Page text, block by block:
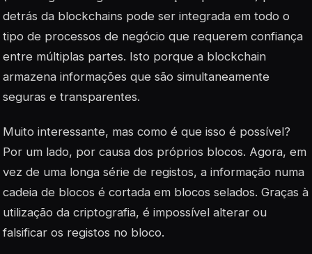
detrás da blockchains pode ser integrada em todo o
tipo de processos de negócio que requerem confiança
entre múltiplas partes. Isto porque a blockchain
armazena informações que são simultaneamente
seguras e transparentes.
Muito interessante, mas como é que isso é possível?
Por um lado, por causa dos próprios blocos. Agora, em
vez de uma longa série de registos, a informação numa
cadeia de blocos é cortada em blocos selados. Graças à
utilização da criptografia, é impossível alterar ou
falsificar os registos no bloco.